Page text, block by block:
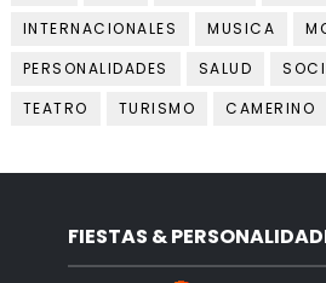
INTERNACIONALES
MUSICA
PERSONALIDADES
SALUD
TEATRO
TURISMO CAMERINO
FIESTAS &